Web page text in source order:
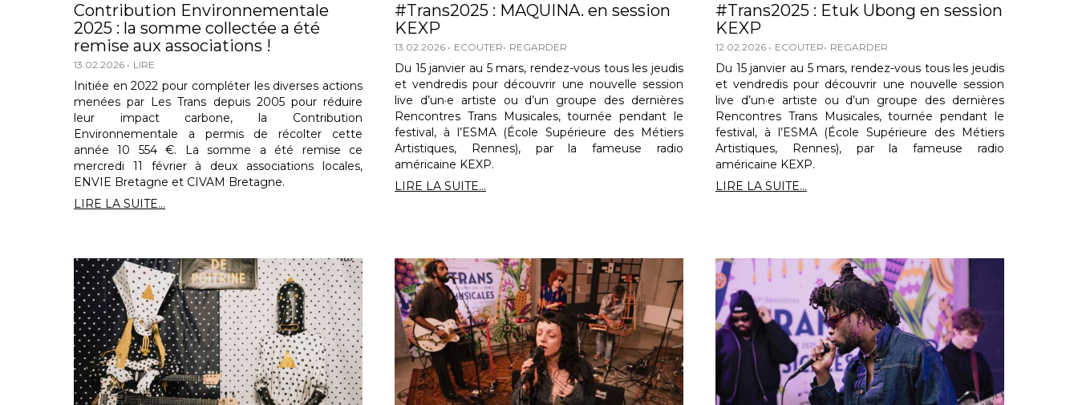
Contribution Environnementale
2025 : la somme collectée a été
remise aux associations !
13.02.2026 LIRE
Initiée en 2022 pour compléter les diverses actions
menées par Les Trans depuis 2005 pour réduire
leur impact carbone, la Contribution
Environnementale a permis de récolter cette
année 10 554 €. La somme a été remise ce
mercredi 11 février à deux associations locales,
ENVIE Bretagne et CIVAM Bretagne.
LIRE LA SUITE...
#Trans2025 : MAQUINA. en session
KEXP
13.02.2026 ECOUTER REGARDER
Du 15 janvier au 5 mars, rendez-vous tous les jeudis
et vendredis pour découvrir une nouvelle session
live d’un·e artiste ou d’un groupe des dernières
Rencontres Trans Musicales, tournée pendant le
festival, à l’ESMA (École Supérieure des Métiers
Artistiques, Rennes), par la fameuse radio
américaine KEXP.
LIRE LA SUITE...
#Trans2025 : Etuk Ubong en session
KEXP
12.02.2026 ECOUTER REGARDER
Du 15 janvier au 5 mars, rendez-vous tous les jeudis
et vendredis pour découvrir une nouvelle session
live d’un·e artiste ou d’un groupe des dernières
Rencontres Trans Musicales, tournée pendant le
festival, à l’ESMA (École Supérieure des Métiers
Artistiques, Rennes), par la fameuse radio
américaine KEXP.
LIRE LA SUITE...